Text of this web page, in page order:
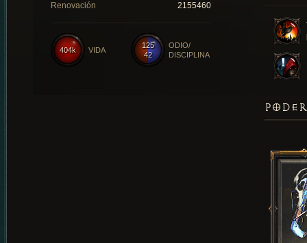
Renovación
2155460
125
42
ODIO/
DISCIPLINA
404k VIDA